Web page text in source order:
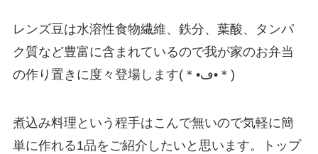
レンズ豆は水溶性食物繊維、鉄分、葉酸、タンパ
ク質など豊富に含まれているので我が家のお弁当
の作り置きに度々登場します(＊•ڡ•＊)
煮込み料理という程手はこんで無いので気軽に簡
単に作れる1品をご紹介したいと思います。トップ